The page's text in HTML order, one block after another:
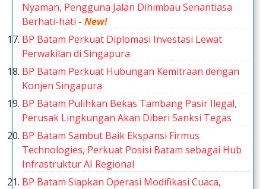
Nyaman, Pengguna Jalan Dihimbau Senantiasa
Berhati-hati -New!
BP Batam Perkuat Diplomasi Investasi Lewat
Perwakilan di Singapura
BP Batam Perkuat Hubungan Kemitraan dengan
Konjen Singapura
BP Batam Pulihkan Bekas Tambang Pasir Ilegal,
Perusak Lingkungan Akan Diberi Sanksi Tegas
BP Batam Sambut Baik Ekspansi Firmus
Technologies, Perkuat Posisi Batam sebagai Hub
Infrastruktur AI Regional
BP Batam Siapkan Operasi Modifikasi Cuaca,